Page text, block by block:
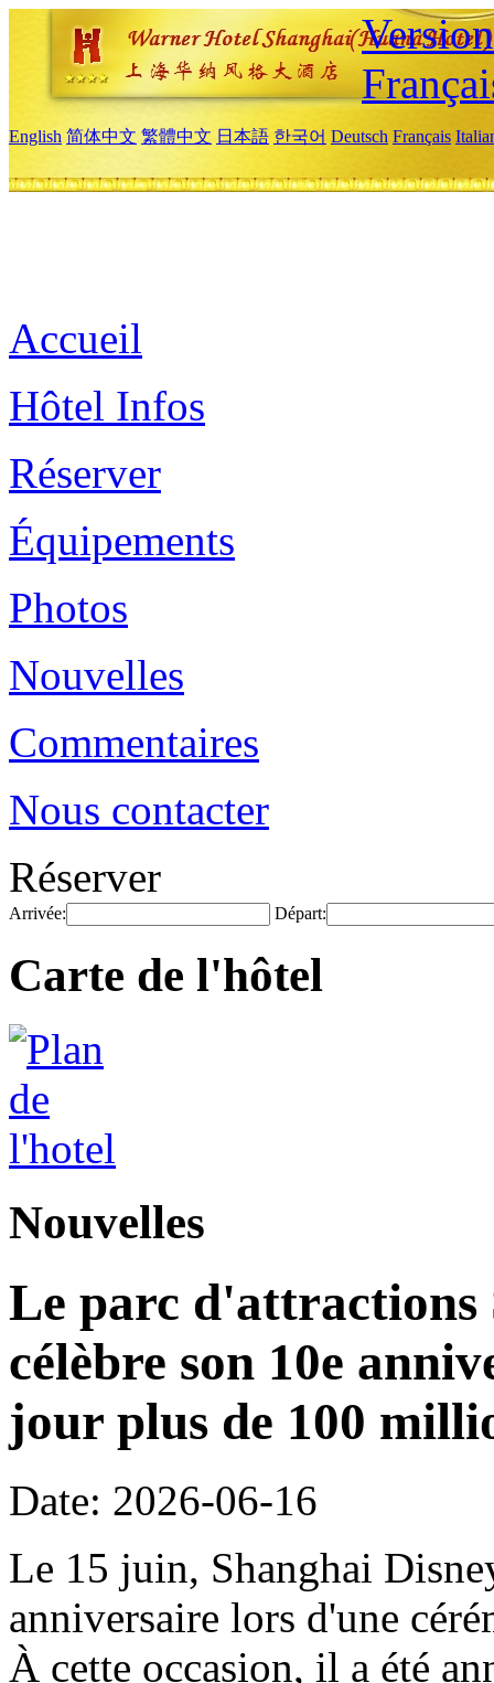
English 简体中文 繁體中文 日本語 한국어 Deutsch Français
Accueil
Hôtel Infos
Réserver
Équipements
Photos
Nouvelles
Commentaires
Nous contacter
Réserver
Arrivée: Départ:
Carte de l'hôtel
Nouvelles
Le parc d'attractions
célèbre son 10e
jour plus de 100
Date: 2026-06-16
Le 15 juin, Shanghai
anniversaire lors d'une
À cette occasion, il a été